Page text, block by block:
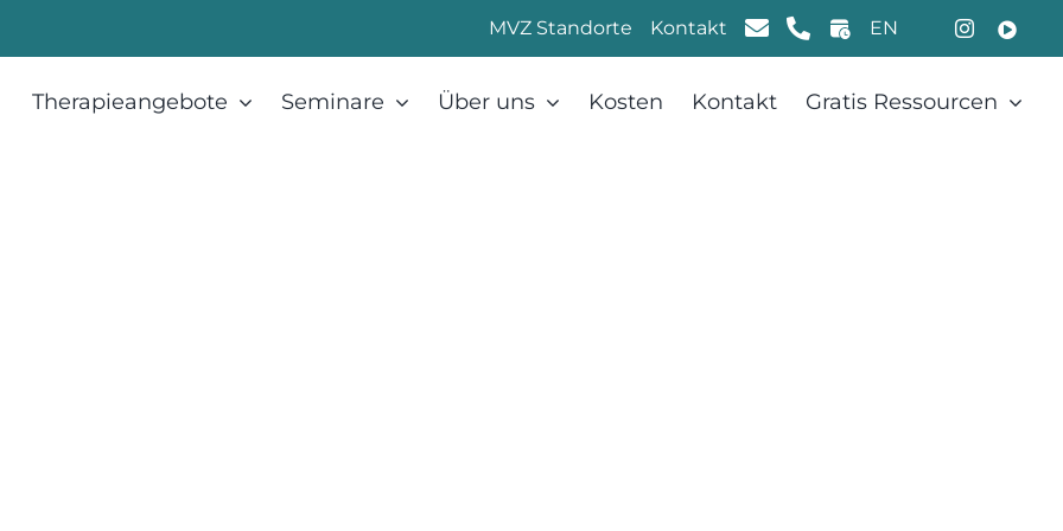
MVZ Standorte Kontakt EN
Therapieangebote Seminare Über uns Kosten Kontakt Gratis Ressourcen